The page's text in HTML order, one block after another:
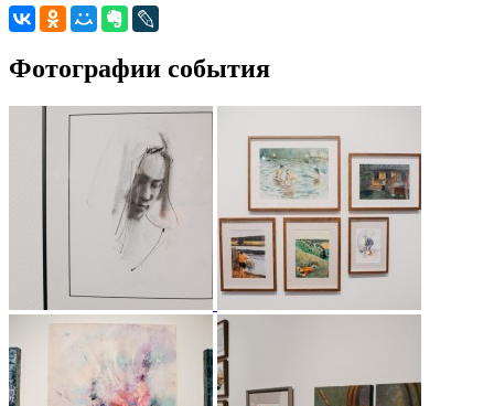
Фотографии события